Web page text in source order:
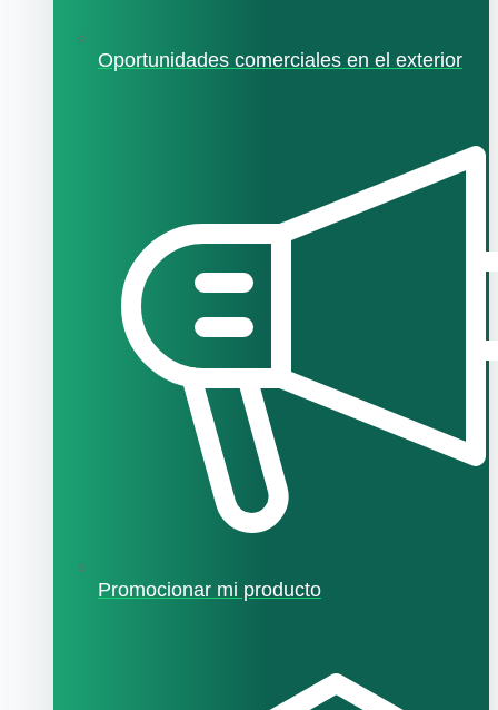
Oportunidades comerciales en el exterior
Promocionar mi producto